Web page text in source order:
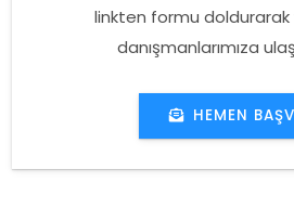
linkten formu
danışmanlarımıza
HEMEN